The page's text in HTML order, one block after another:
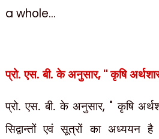
a whole...
प्रो. एस. बी. के अनुसार, "कृषि
प्रो. एस. बी. के अनुसार, "कृषि
सिद्वान्तों एवं सूत्रों का अध्ययन